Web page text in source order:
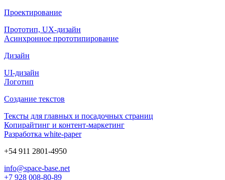
Проектирование
Прототип, UX-дизайн
Асинхронное прототипирование
Дизайн
UI-дизайн
Логотип
Создание текстов
Тексты для главных и посадочных страниц
Копирайтинг и контент-маркетинг
Разработка white-paper
+54 911 2801-4950
info@space-base.net
+7 928 008-80-89